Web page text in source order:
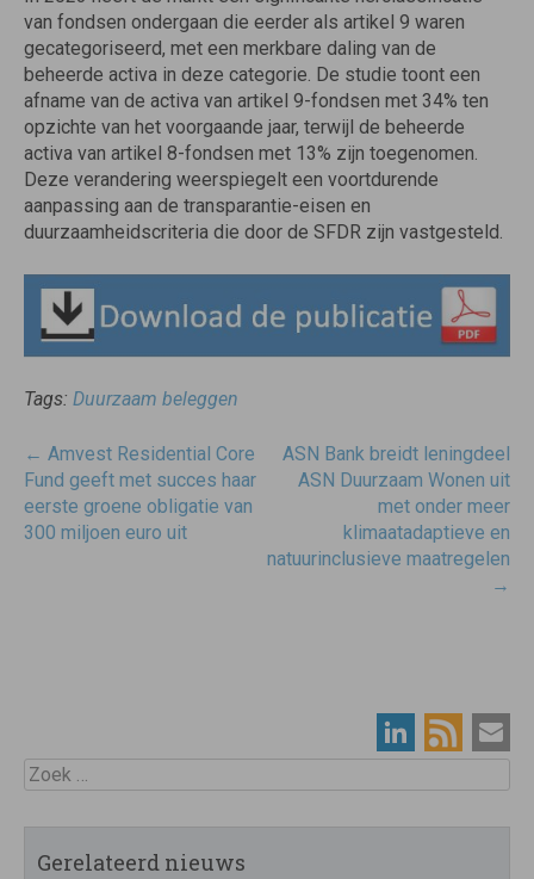
van fondsen ondergaan die eerder als artikel 9 waren
gecategoriseerd, met een merkbare daling van de
beheerde activa in deze categorie. De studie toont een
afname van de activa van artikel 9-fondsen met 34% ten
opzichte van het voorgaande jaar, terwijl de beheerde
activa van artikel 8-fondsen met 13% zijn toegenomen.
Deze verandering weerspiegelt een voortdurende
aanpassing aan de transparantie-eisen en
duurzaamheidscriteria die door de SFDR zijn vastgesteld.
Tags: Duurzaam beleggen
Post
navigatie
← Amvest Residential Core
Fund geeft met succes haar
eerste groene obligatie van
300 miljoen euro uit
ASN Bank breidt leningdeel
ASN Duurzaam Wonen uit
met onder meer
klimaatadaptieve en
natuurinclusieve maatregelen
→
Zoek
Gerelateerd nieuws